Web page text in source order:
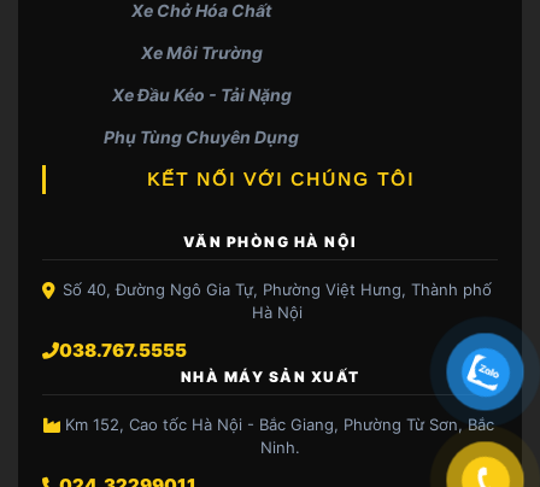
Xe Chở Hóa Chất
Xe Môi Trường
Xe Đầu Kéo - Tải Nặng
Phụ Tùng Chuyên Dụng
KẾT NỐI VỚI CHÚNG TÔI
VĂN PHÒNG HÀ NỘI
Số 40, Đường Ngô Gia Tự, Phường Việt Hưng, Thành phố
Hà Nội
038.767.5555
NHÀ MÁY SẢN XUẤT
Km 152, Cao tốc Hà Nội - Bắc Giang, Phường Từ Sơn, Bắc
Ninh.